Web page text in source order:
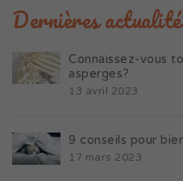
Dernières
Connaissez-vous
asperges?
13 avril 2023
9 conseils pour
17 mars 2023